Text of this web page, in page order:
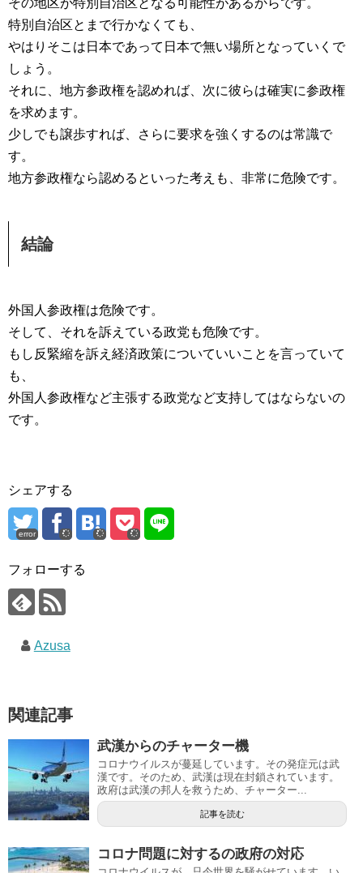
その地区が特別自治区となる可能性があるからです。
特別自治区とまで行かなくても、
やはりそこは日本であって日本で無い場所となっていくで
しょう。
それに、地方参政権を認めれば、次に彼らは確実に参政権
を求めます。
少しでも譲歩すれば、さらに要求を強くするのは常識で
す。
地方参政権なら認めるといった考えも、非常に危険です。
結論
外国人参政権は危険です。
そして、それを訴えている政党も危険です。
もし反緊縮を訴え経済政策についていいことを言っていて
も、
外国人参政権など主張する政党など支持してはならないの
です。
シェアする
error
フォローする
Azusa
関連記事
武漢からのチャーター機
コロナウイルスが蔓延しています。その発症元は武
漢です。そのため、武漢は現在封鎖されています。
政府は武漢の邦人を救うため、チャーター...
記事を読む
コロナ問題に対するの政府の対応